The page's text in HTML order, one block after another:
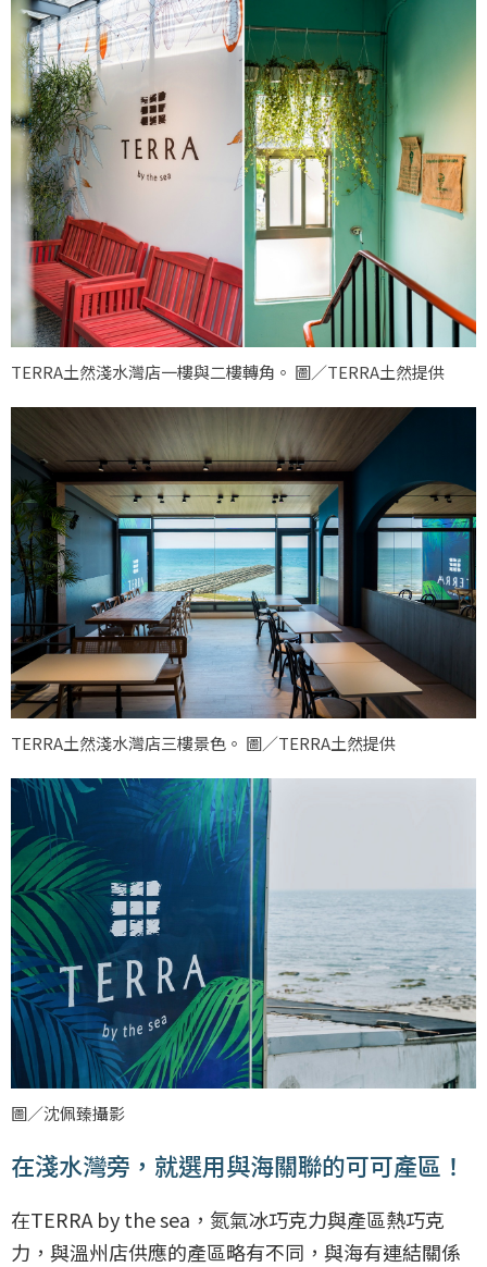
TERRA土然淺水灣店一樓與二樓轉角。 圖／TERRA土然提供
TERRA土然淺水灣店三樓景色。 圖／TERRA土然提供
圖／沈佩臻攝影
在淺水灣旁，就選用與海關聯的可可產區！
在TERRA by the sea，氮氣冰巧克力與產區熱巧克
力，與溫州店供應的產區略有不同，與海有連結關係